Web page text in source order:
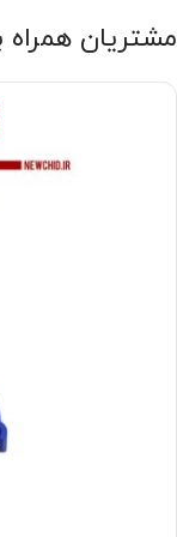
مشتریان همراه